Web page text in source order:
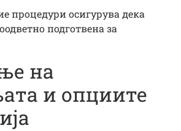
процедури осигурува дека
подготвена за
на
и опциите